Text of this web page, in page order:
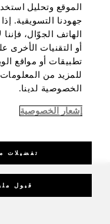
الموقع وتحليل
جهودنا التسويقية.
الهاتف الجوّال،
أو التقنيات الأخرى
تطبيقات أو مواقع
للمزيد من
الخصوصية لدينا.
إشعار الخصوصية
تفضيلات
قبول